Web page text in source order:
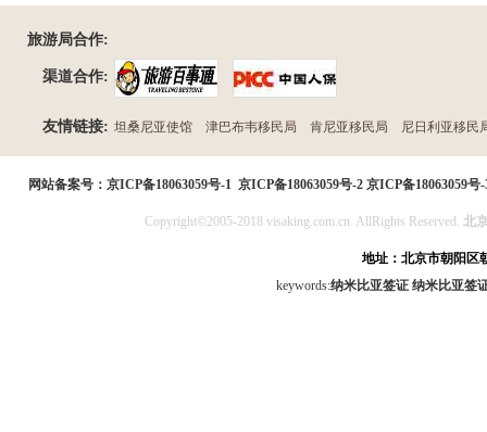
旅游局合作:
渠道合作:
友情链接: 坦桑尼亚使馆 津巴布韦移民局 肯尼亚移民局 尼日利亚移民
网站备案号： 京ICP备18063059号-1 京ICP备18063059号-2 京ICP备18063059号-
Copyright©2005-2018 visaking.com.cn. AllRights Reserved. 北
地址：北京市朝阳区
keywords:纳米比亚签证 纳米比亚签